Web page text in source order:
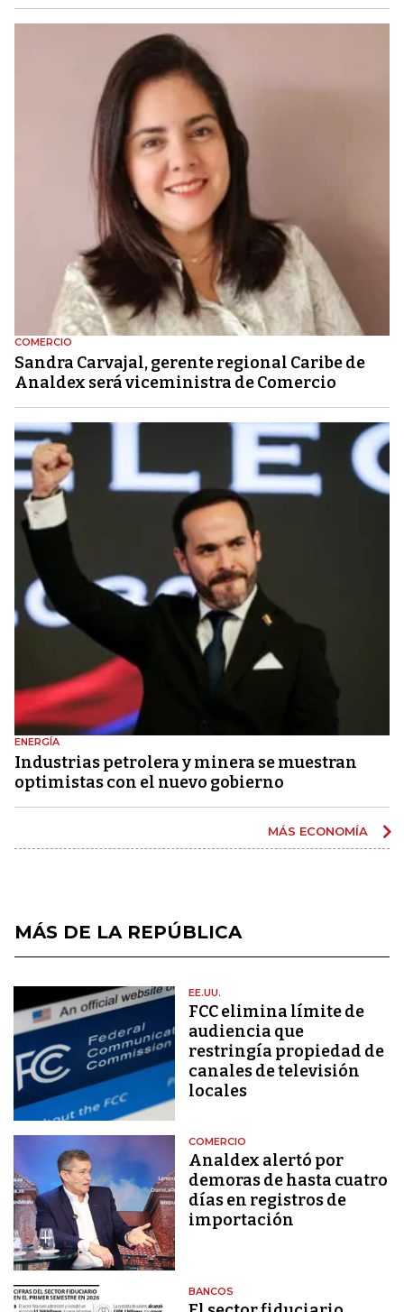
COMERCIO
Sandra Carvajal, gerente regional Caribe de
Analdex será viceministra de Comercio
ENERGÍA
Industrias petrolera y minera se muestran
optimistas con el nuevo gobierno
MÁS ECONOMÍA
MÁS DE LA REPÚBLICA
EE.UU.
FCC elimina límite de
audiencia que
restringía propiedad de
canales de televisión
locales
COMERCIO
Analdex alertó por
demoras de hasta cuatro
días en registros de
importación
BANCOS